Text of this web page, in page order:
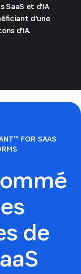
SaaS et d'IA
d'une
d'IA.
FOR SAAS
de